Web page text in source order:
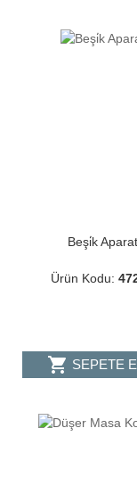
Beşi̇k
Ürün Kodu:
shopping_cart SEPETE